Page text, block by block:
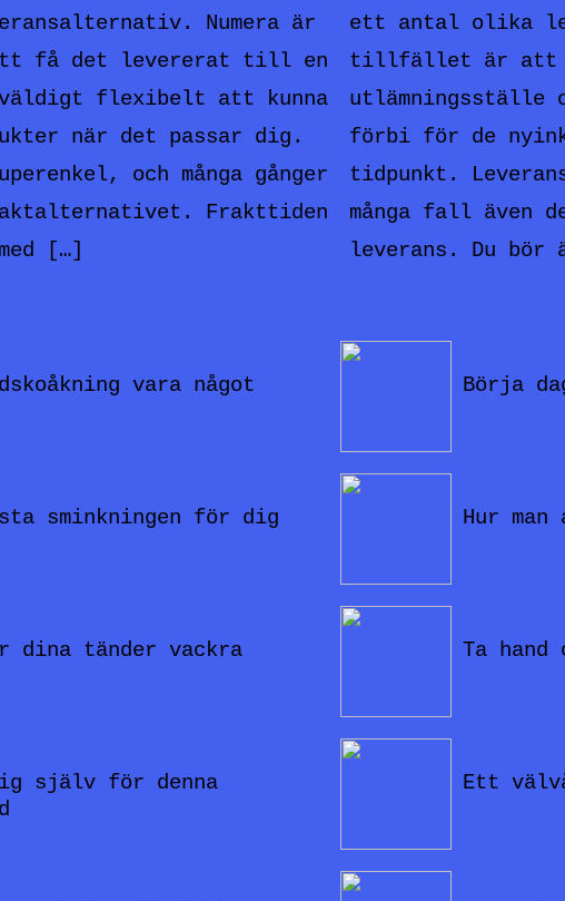
Numera är
att få det levererat till en
flexibelt att kunna
när det passar dig.
och många gånger
Frakttiden
[…]
ett antal olika
tillfället är att
utlämningsställe
förbi för de
tidpunkt.
många fall även
leverans. Du bör
vara något
sminkningen för dig
dina tänder vackra
själv för denna
Börja
Hur
Ta
Ett